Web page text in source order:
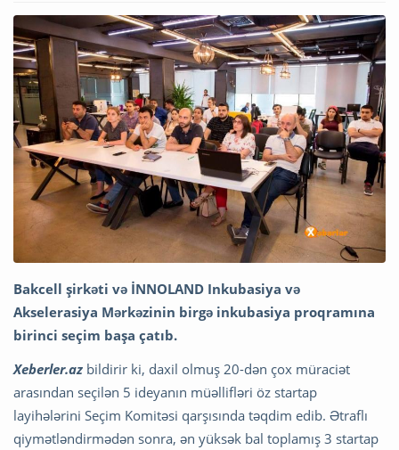
Bakcell şirkəti və İNNOLAND Inkubasiya və
Akselerasiya Mərkəzinin birgə inkubasiya proqramına
birinci seçim başa çatıb.
Xeberler.az bildirir ki, daxil olmuş 20-dən çox müraciət
arasından seçilən 5 ideyanın müəllifləri öz startap
layihələrini Seçim Komitəsi qarşısında təqdim edib. Ətraflı
qiymətləndirmədən sonra, ən yüksək bal toplamış 3 startap